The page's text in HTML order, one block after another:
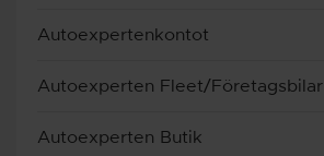
Autoexpertenkontot
Autoexperten Fleet/Företagsbilar
Autoexperten Butik